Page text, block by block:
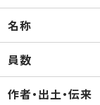
名称
員数
作者・出土・伝来